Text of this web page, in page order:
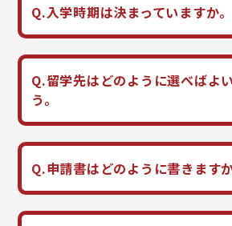
Q.入学時期は決まっていますか。
Q.留学先はどのように選べばよ
う。
Q.申請書はどのように書きますか